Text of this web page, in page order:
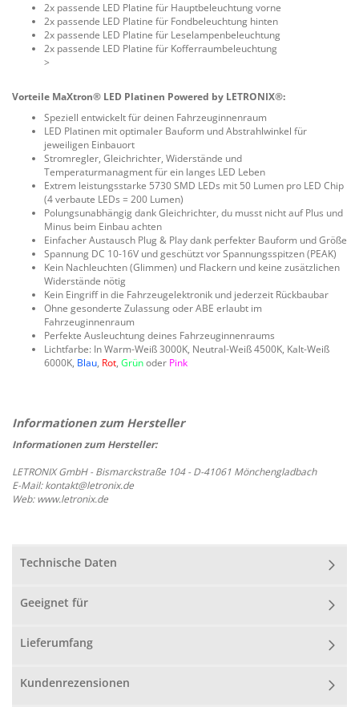
2x passende LED Platine für Hauptbeleuchtung vorne
2x passende LED Platine für Fondbeleuchtung hinten
2x passende LED Platine für Leselampenbeleuchtung
2x passende LED Platine für Kofferraumbeleuchtung
>
Vorteile MaXtron® LED Platinen Powered by LETRONIX®:
Speziell entwickelt für deinen Fahrzeuginnenraum
LED Platinen mit optimaler Bauform und Abstrahlwinkel für
jeweiligen Einbauort
Stromregler, Gleichrichter, Widerstände und
Temperaturmanagment für ein langes LED Leben
Extrem leistungsstarke 5730 SMD LEDs mit 50 Lumen pro LED Chip
(4 verbaute LEDs = 200 Lumen)
Polungsunabhängig dank Gleichrichter, du musst nicht auf Plus und
Minus beim Einbau achten
Einfacher Austausch Plug & Play dank perfekter Bauform und Größe
Spannung DC 10-16V und geschützt vor Spannungsspitzen (PEAK)
Kein Nachleuchten (Glimmen) und Flackern und keine zusätzlichen
Widerstände nötig
Kein Eingriff in die Fahrzeugelektronik und jederzeit Rückbaubar
Ohne gesonderte Zulassung oder ABE erlaubt im
Fahrzeuginnenraum
Perfekte Ausleuchtung deines Fahrzeuginnenraums
Lichtfarbe: In Warm-Weiß 3000K, Neutral-Weiß 4500K, Kalt-Weiß
6000K, Blau, Rot, Grünoder Pink
Informationen zum Hersteller:
LETRONIX GmbH - Bismarckstraße 104 - D-41061 Mönchengladbach
E-Mail: kontakt@letronix.de
Web: www.letronix.de
Technische Daten
Geeignet für
Lieferumfang
Kundenrezensionen